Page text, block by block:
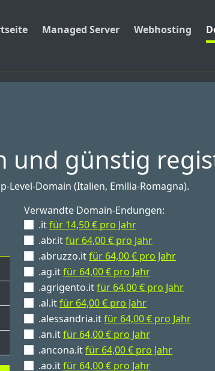
Managed Server Webhosting
und günstig
Level-Domain (Italien, Emilia-Romagna).
Verwandte Domain-Endungen:
.itfür 14,50 € pro Jahr
.abr.itfür 64,00 € pro Jahr
.abruzzo.itfür 64,00 € pro Jahr
.ag.itfür 64,00 € pro Jahr
.agrigento.itfür 64,00 € pro Jahr
.al.itfür 64,00 € pro Jahr
.alessandria.itfür 64,00 € pro Jahr
.an.itfür 64,00 € pro Jahr
.ancona.itfür 64,00 € pro Jahr
.ao.itfür 64,00 € pro Jahr